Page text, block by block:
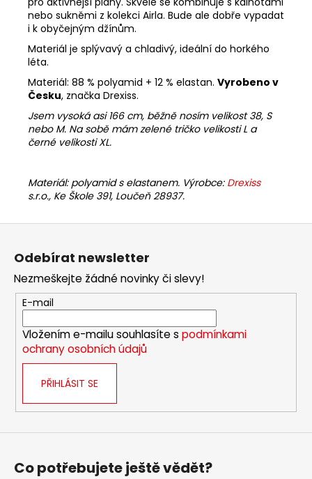
nebo sukněmi z kolekci Airla. Bude ale dobře vypadat
i k obyčejným džínům.
Materiál je splývavý a chladivý, ideální do horkého
léta.
Materiál: 88 % polyamid + 12 % elastan. Vyrobeno v
Česku, značka Drexiss.
Jsem vysoká asi 166 cm, běžně nosím velikost 38, S
nebo M. Na sobě mám zelené tričko velikosti L a
černé velikosti XL.
Materiál: polyamid s elastanem. Výrobce: Drexiss
s.r.o., Ke Škole 391, Loučeň 28937.
Z
Odebírat newsletter
Nezmeškejte žádné novinky či slevy!
E-mail
Vložením e-mailu souhlasíte s podmínkami
ochrany osobních údajů
PŘIHLÁSIT SE
Co potřebujete ještě vědět?